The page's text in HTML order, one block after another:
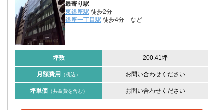
最寄り駅
東銀座駅 徒歩2分
銀座一丁目駅 徒歩4分 など
坪数 200.41坪
月額費用 （税込） お問い合わせください
坪単価 （共益費を含む） お問い合わせください